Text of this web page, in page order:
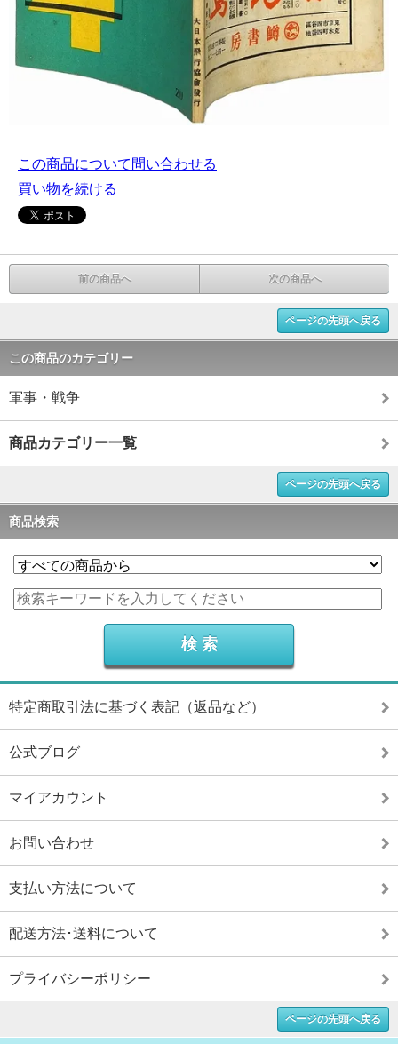
この商品について問い合わせる
買い物を続ける
前の商品へ 次の商品へ
ページの先頭へ戻る
この商品のカテゴリー
軍事・戦争
商品カテゴリー一覧
ページの先頭へ戻る
商品検索
特定商取引法に基づく表記（返品など）
公式ブログ
マイアカウント
お問い合わせ
支払い方法について
配送方法･送料について
プライバシーポリシー
ページの先頭へ戻る